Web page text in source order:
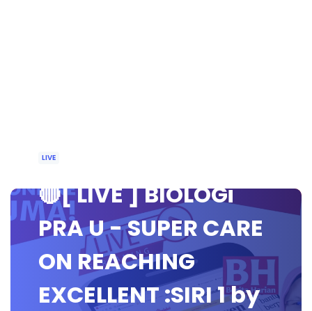
LIVE
🔴[ LIVE ] BIOLOGi
PRA U - SUPER CARE
ON REACHING
EXCELLENT :SIRI 1 by